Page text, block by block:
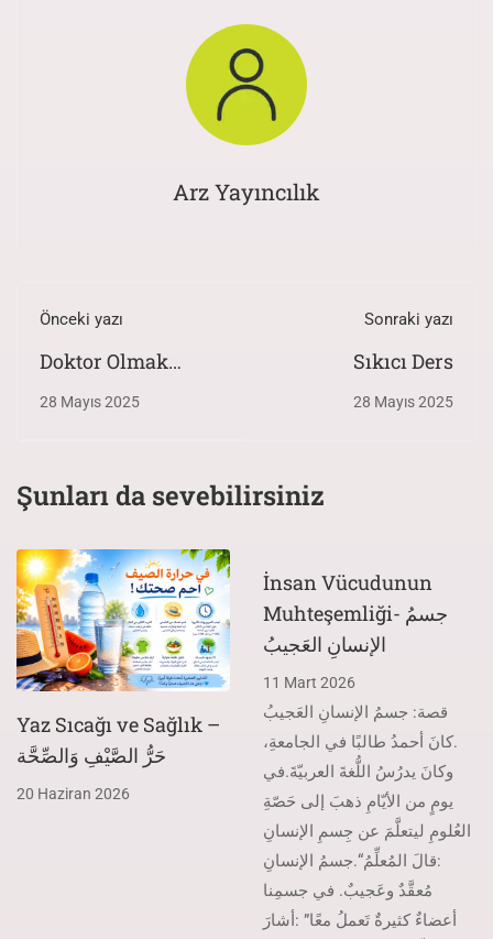
Arz Yayıncılık
Önceki yazı
Doktor Olmak
İstiyorum
28 Mayıs 2025
Sonraki yazı
Sıkıcı Ders
28 Mayıs 2025
Şunları da sevebilirsiniz
Yaz Sıcağı ve Sağlık –
حَرُّ الصَّيْفِ وَالصِّحَّة
20 Haziran 2026
İnsan Vücudunun
Muhteşemliği- جسمُ
الإنسانِ العَجيبُ
11 Mart 2026
قصة: جسمُ الإنسانِ العَجيبُ
.كانَ أحمدُ طالبًا في الجامعةِ،
وكانَ يدرُسُ اللُّغةَ العربيّةَ.في
يومٍ من الأيّامِ ذهبَ إلى حَصّةِ
العُلومِ ليتعلَّمَ عن جِسمِ الإنسانِ
:قالَ المُعلِّمُ“.جسمُ الإنسانِ
مُعقَّدٌ وعَجيبٌ. في جسمِنا
أعضاءٌ كثيرةٌ تَعملُ معًا” :أشارَ